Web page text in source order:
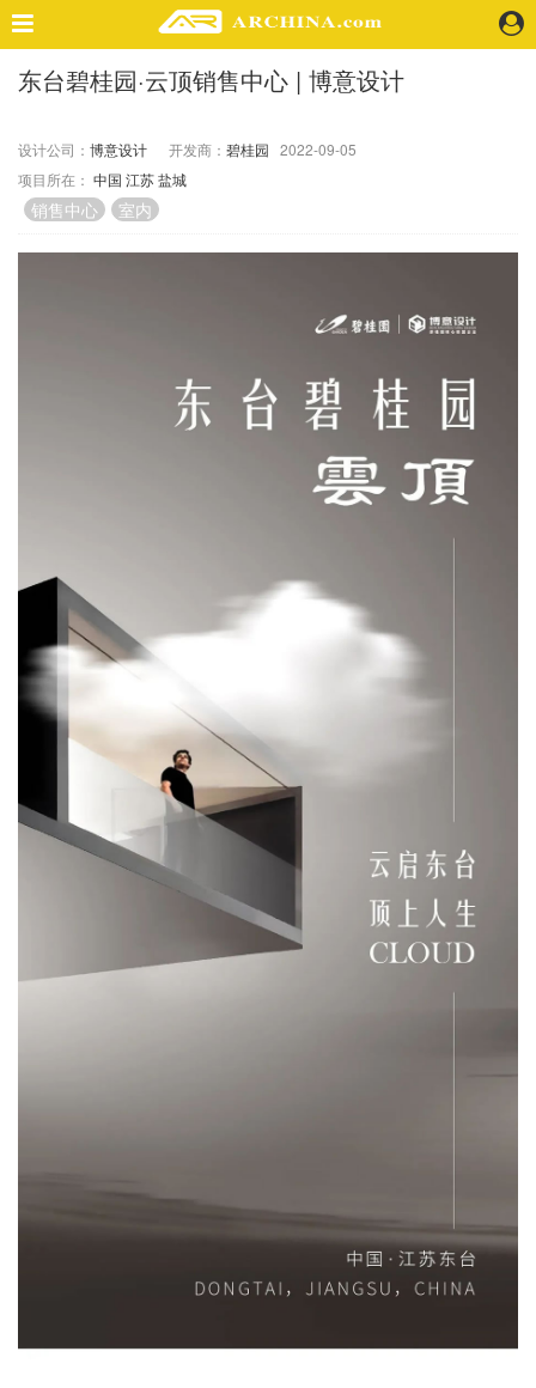
精选案例
景 观
室 内
视 频
企业会员
关于投稿
广告投放
关于我们
东台碧桂园·云顶销售中心 | 博意设计
设计公司： 博意设计 开发商： 碧桂园 2022-09-05
项目所在： 中国 江苏盐城
销售中心 室内